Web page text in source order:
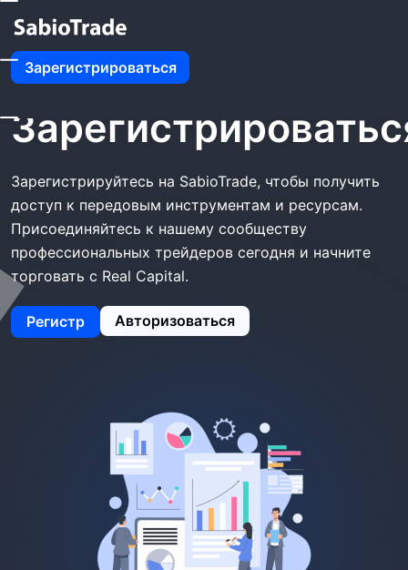
Зарегистрироваться
Главная SabioTrade Зарегистрироваться
SabioTrade
Зарегистрируйтесь на SabioTrade, чтобы получить
доступ к передовым инструментам и ресурсам.
Присоединяйтесь к нашему сообществу
профессиональных трейдеров сегодня и начните
торговать с Real Capital.
Регистр Авторизоваться